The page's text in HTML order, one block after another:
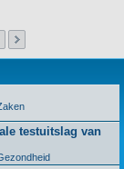
testuitslag van